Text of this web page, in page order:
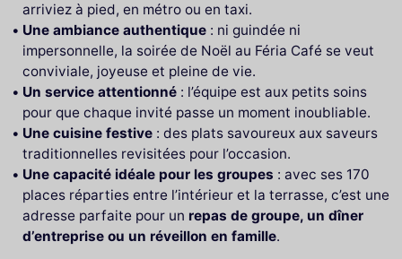
arriviez à pied, en métro ou en taxi.
Une ambiance authentique : ni guindée ni
impersonnelle, la soirée de Noël au Féria Café se veut
conviviale, joyeuse et pleine de vie.
Un service attentionné : l’équipe est aux petits soins
pour que chaque invité passe un moment inoubliable.
Une cuisine festive : des plats savoureux aux saveurs
traditionnelles revisitées pour l’occasion.
Une capacité idéale pour les groupes : avec ses 170
places réparties entre l’intérieur et la terrasse, c’est une
adresse parfaite pour un repas de groupe, un dîner
d’entreprise ou un réveillon en famille.